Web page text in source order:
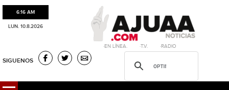
6:16 AM
LUN. 10.8.2026
·EN LÍNEA. ·T.V. ·RADIO
SIGUENOS